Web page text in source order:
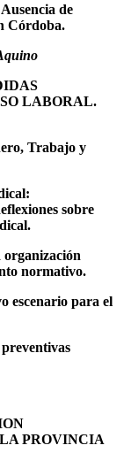
de
Córdoba.
LABORAL.
Trabajo y
sobre
organización
normativo.
escenario para el
PROVINCIA